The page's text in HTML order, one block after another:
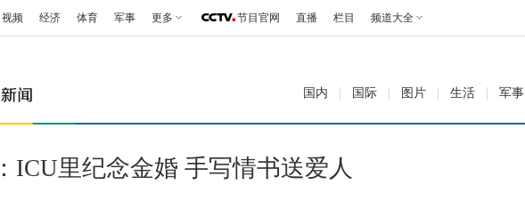
视频 经济 体育 军事 更多 节目官网 直播 栏目 频道大全
国内 国际 图片 生活 军事
ICU里纪念金婚 手写情书送爱人